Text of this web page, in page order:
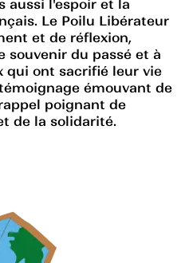
aussi l'espoir et la
Le Poilu Libérateur
et de réflexion,
souvenir du passé et à
qui ont sacrifié leur vie
émouvant de
poignant de
de la solidarité.